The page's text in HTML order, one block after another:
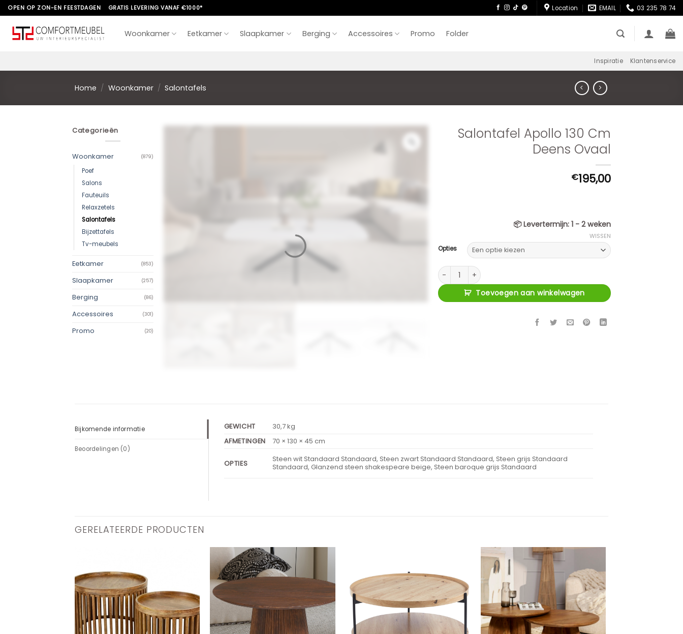
Skip
to
content
OPEN OP ZON-EN FEESTDAGEN GRATIS LEVERING VANAF €1000* Location EMAIL 03 235 78 74
Woonkamer Eetkamer Slaapkamer Berging Accessoires Promo Folder
Inspiratie Klantenservice
Home / Woonkamer / Salontafels
Categorieën
Woonkamer (879)
Poef
Salons
Fauteuils
Relaxzetels
Salontafels
Bijzettafels
Tv-meubels
Eetkamer (853)
Slaapkamer (257)
Berging (86)
Accessoires (301)
Promo (20)
Salontafel Apollo 130 Cm
Deens Ovaal
€195,00
📦Levertermijn: 1 - 2 weken
Opties
WISSEN
Salontafel Apollo 130 Cm Deens Ovaal aantal
Toevoegen aan winkelwagen
Bijkomende informatie
Beoordelingen (0)
GEWICHT
30,7 kg
AFMETINGEN
70 × 130 × 45 cm
OPTIES
Steen wit Standaard Standaard, Steen zwart Standaard Standaard, Steen grijs Standaard
Standaard, Glanzend steen shakespeare beige, Steen baroque grijs Standaard
GERELATEERDE PRODUCTEN